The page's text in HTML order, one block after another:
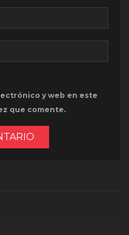
y web en este
que comente.